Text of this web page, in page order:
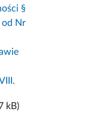
§
od Nr
kB)